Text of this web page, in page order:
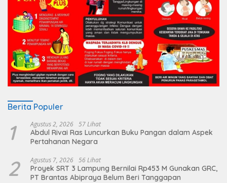
Berita Populer
1 Agustus 2, 2026 57 Lihat
Abdul Rivai Ras Luncurkan Buku Pangan dalam Aspek
Pertahanan Negara
2 Agustus 7, 2026 56 Lihat
Proyek SRT 3 Lampung Bernilai Rp453 M Gunakan GRC,
PT Brantas Abipraya Belum Beri Tanggapan